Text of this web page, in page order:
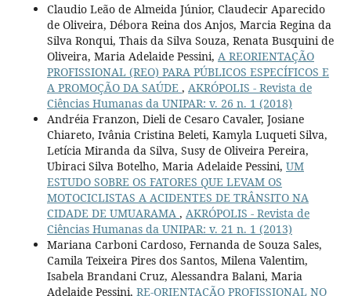
Claudio Leão de Almeida Júnior, Claudecir Aparecido
de Oliveira, Débora Reina dos Anjos, Marcia Regina da
Silva Ronqui, Thais da Silva Souza, Renata Busquini de
Oliveira, Maria Adelaide Pessini, A REORIENTAÇÃO
PROFISSIONAL (REO) PARA PÚBLICOS ESPECÍFICOS E
A PROMOÇÃO DA SAÚDE , AKRÓPOLIS - Revista de
Ciências Humanas da UNIPAR: v. 26 n. 1 (2018)
Andréia Franzon, Dieli de Cesaro Cavaler, Josiane
Chiareto, Ivânia Cristina Beleti, Kamyla Luqueti Silva,
Letícia Miranda da Silva, Susy de Oliveira Pereira,
Ubiraci Silva Botelho, Maria Adelaide Pessini, UM
ESTUDO SOBRE OS FATORES QUE LEVAM OS
MOTOCICLISTAS A ACIDENTES DE TRÂNSITO NA
CIDADE DE UMUARAMA , AKRÓPOLIS - Revista de
Ciências Humanas da UNIPAR: v. 21 n. 1 (2013)
Mariana Carboni Cardoso, Fernanda de Souza Sales,
Camila Teixeira Pires dos Santos, Milena Valentim,
Isabela Brandani Cruz, Alessandra Balani, Maria
Adelaide Pessini, RE-ORIENTAÇÃO PROFISSIONAL NO